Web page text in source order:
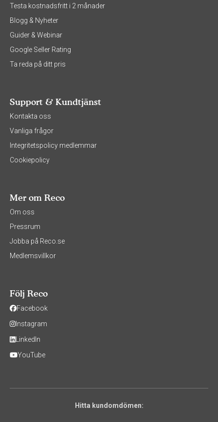
Testa kostnadsfritt i 2 månader
Blogg & Nyheter
Guider & Webinar
Google Seller Rating
Ta reda på ditt pris
Support & Kundtjänst
Kontakta oss
Vanliga frågor
Integritetspolicy medlemmar
Cookiepolicy
Mer om Reco
Om oss
Pressrum
Jobba på Reco.se
Medlemsvillkor
Följ Reco
Facebook
Instagram
LinkedIn
YouTube
Hitta kundomdömen: